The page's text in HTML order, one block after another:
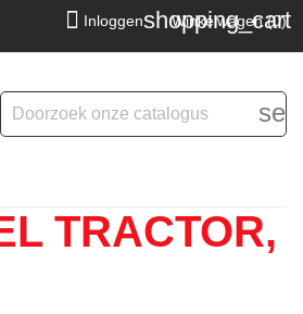
 Inloggenshopping_cart
Winkelwagen (0)
TRACTOR,